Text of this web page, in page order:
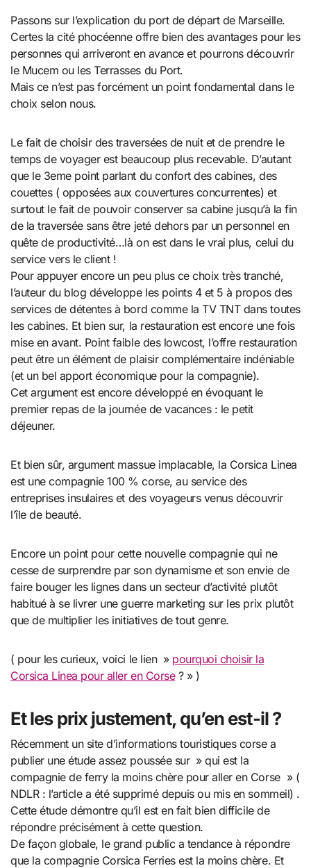
Passons sur l’explication du port de départ de Marseille.
Certes la cité phocéenne offre bien des avantages pour les
personnes qui arriveront en avance et pourrons découvrir
le Mucem ou les Terrasses du Port.
Mais ce n’est pas forcément un point fondamental dans le
choix selon nous.
Le fait de choisir des traversées de nuit et de prendre le
temps de voyager est beaucoup plus recevable. D’autant
que le 3eme point parlant du confort des cabines, des
couettes ( opposées aux couvertures concurrentes) et
surtout le fait de pouvoir conserver sa cabine jusqu’à la fin
de la traversée sans être jeté dehors par un personnel en
quête de productivité…là on est dans le vrai plus, celui du
service vers le client !
Pour appuyer encore un peu plus ce choix très tranché,
l’auteur du blog développe les points 4 et 5 à propos des
services de détentes à bord comme la TV TNT dans toutes
les cabines. Et bien sur, la restauration est encore une fois
mise en avant. Point faible des lowcost, l’offre restauration
peut être un élément de plaisir complémentaire indéniable
(et un bel apport économique pour la compagnie).
Cet argument est encore développé en évoquant le
premier repas de la journée de vacances : le petit
déjeuner.
Et bien sûr, argument massue implacable, la Corsica Linea
est une compagnie 100 % corse, au service des
entreprises insulaires et des voyageurs venus découvrir
l’île de beauté.
Encore un point pour cette nouvelle compagnie qui ne
cesse de surprendre par son dynamisme et son envie de
faire bouger les lignes dans un secteur d’activité plutôt
habitué à se livrer une guerre marketing sur les prix plutôt
que de multiplier les initiatives de tout genre.
( pour les curieux, voici le lien » pourquoi choisir la
Corsica Linea pour aller en Corse? » )
Et les prix justement, qu’en est-il ?
Récemment un site d’informations touristiques corse a
publier une étude assez poussée sur » qui est la
compagnie de ferry la moins chère pour aller en Corse » (
NDLR : l’article a été supprimé depuis ou mis en sommeil) .
Cette étude démontre qu’il est en fait bien difficile de
répondre précisément à cette question.
De façon globale, le grand public a tendance à répondre
que la compagnie Corsica Ferries est la moins chère. Et